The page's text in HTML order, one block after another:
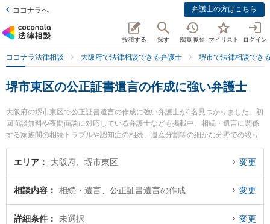
ココナラへ 弁護士の方はこちら
投稿する 探す 閲覧履歴 マイリスト ログイン
ココナラ法律相談 大阪府で法律相談できる弁護士 堺市で法律相談でき
堺市東区の公正証書遺言の作成に強い弁護士
大阪府の堺市東区で公正証書遺言の作成に強い弁護士が1名見つかりました。初
回面談無料や夜間面談に対応している弁護士なども掲載中。相続・遺言に関係
する家族間の相続トラブルや認知症の相続、遺産分割等の細かな分野での絞り
込み検索もでき便利です。特に辻法律事務所の辻 健司朗弁護士のプロフィール
情報や弁護士費用、強みなどが注目されています。『堺市東区で土日や夜間に
『初回相談無料で公正証書遺言の作成を法律相談できる堺市東区内の弁護士に
相談予約したい』などでお困りの相談者さんにおすすめです。
エリア 大阪府、堺市東区 変更
相談内容 相続・遺言、公正証書遺言の作成 変更
詳細条件 未選択 変更